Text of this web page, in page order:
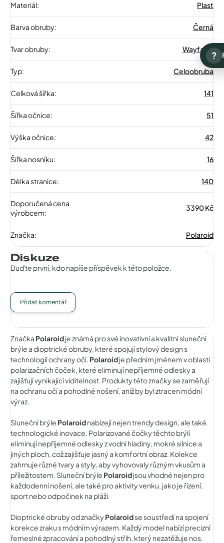
Materiál: Plast
Barva obruby: Černá
Tvar obruby: Wayfarer
Typ: Celoobruba
Celková šířka: 141
Šířka očnice: 51
Výška očnice: 42
Šířka nosníku: 16
Délka stranice: 140
Doporučená cena
výrobcem:
3390 Kč
Značka: Polaroid
Diskuze
Buďte první, kdo napíše příspěvek k této položce.
Přidat komentář
Značka Polaroidje známá pro své inovativní a kvalitní sluneční
brýle a dioptrické obruby, které spojují stylový design s
technologií ochrany očí. Polaroidje předním jménem v oblasti
polarizačních čoček, které eliminují nepříjemné odlesky a
zajišťují vynikající viditelnost. Produkty této značky se zaměřují
na ochranu očí a pohodlné nošení, aniž by byl ztracen módní
výraz.
Sluneční brýle Polaroidnabízejí nejen trendy design, ale také
technologické inovace. Polarizované čočky těchto brýlí
eliminují nepříjemné odlesky z vodní hladiny, mokré silnice a
jiných ploch, což zajišťuje jasný a komfortní obraz. Kolekce
zahrnuje různé tvary a styly, aby vyhovovaly různým vkusům a
příležitostem. Sluneční brýle Polaroidjsou vhodné nejen pro
každodenní nošení, ale také pro aktivity venku, jako je řízení,
sport nebo odpočinek na pláži.
Dioptrické obruby od značkyPolaroidse soustředí na spojení
korekce zraku s módním výrazem. Každý model nabízí precizní
řemeslné zpracování a pohodlný střih, který nezatěžuje nos.
?